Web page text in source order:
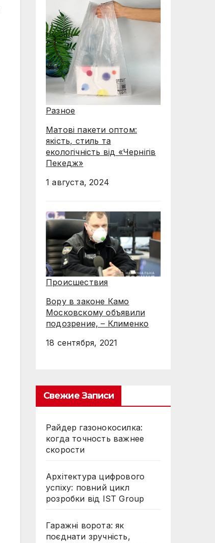
Разное
Матові пакети оптом:
якість, стиль та
екологічність від «Чернігів
Пекедж»
1 августа, 2024
Происшествия
Вору в законе Камо
Московскому объявили
подозрение, – Клименко
18 сентября, 2021
Свежие Записи
Райдер газонокосилка:
когда точность важнее
скорости
Архітектура цифрового
успіху: повний цикл
розробки від IST Group
Гаражні ворота: як
поєднати зручність,